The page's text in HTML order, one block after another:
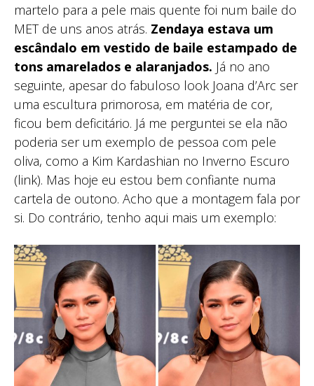
martelo para a pele mais quente foi num baile do
MET de uns anos atrás. Zendaya estava um
escândalo em vestido de baile estampado de
tons amarelados e alaranjados. Já no ano
seguinte, apesar do fabuloso look Joana d’Arc ser
uma escultura primorosa, em matéria de cor,
ficou bem deficitário. Já me perguntei se ela não
poderia ser um exemplo de pessoa com pele
oliva, como a Kim Kardashian no Inverno Escuro
(link). Mas hoje eu estou bem confiante numa
cartela de outono. Acho que a montagem fala por
si. Do contrário, tenho aqui mais um exemplo: